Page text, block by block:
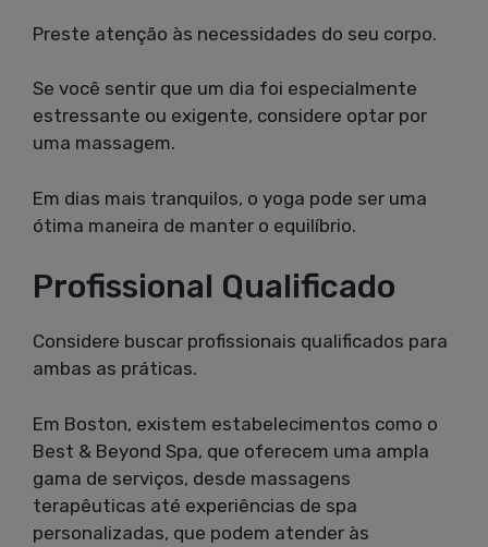
Preste atenção às necessidades do seu corpo.
Se você sentir que um dia foi especialmente
estressante ou exigente, considere optar por
uma massagem.
Em dias mais tranquilos, o yoga pode ser uma
ótima maneira de manter o equilíbrio.
Profissional Qualificado
Considere buscar profissionais qualificados para
ambas as práticas.
Em Boston, existem estabelecimentos como o
Best & Beyond Spa, que oferecem uma ampla
gama de serviços, desde massagens
terapêuticas até experiências de spa
personalizadas, que podem atender às